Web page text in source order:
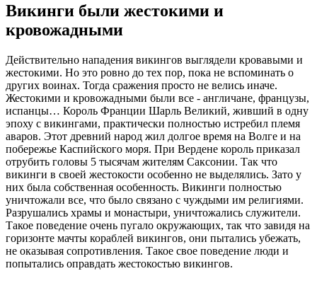
Викинги были жестокими и
кровожадными
Действительно нападения викингов выглядели кровавыми и
жестокими. Но это ровно до тех пор, пока не вспоминать о
других воинах. Тогда сражения просто не велись иначе.
Жестокими и кровожадными были все - англичане, французы,
испанцы… Король Франции Шарль Великий, живший в одну
эпоху с викингами, практически полностью истребил племя
аваров. Этот древний народ жил долгое время на Волге и на
побережье Каспийского моря. При Вердене король приказал
отрубить головы 5 тысячам жителям Саксонии. Так что
викинги в своей жестокости особенно не выделялись. Зато у
них была собственная особенность. Викинги полностью
уничтожали все, что было связано с чуждыми им религиями.
Разрушались храмы и монастыри, уничтожались служители.
Такое поведение очень пугало окружающих, так что завидя на
горизонте мачты кораблей викингов, они пытались убежать,
не оказывая сопротивления. Такое свое поведение люди и
попытались оправдать жестокостью викингов.